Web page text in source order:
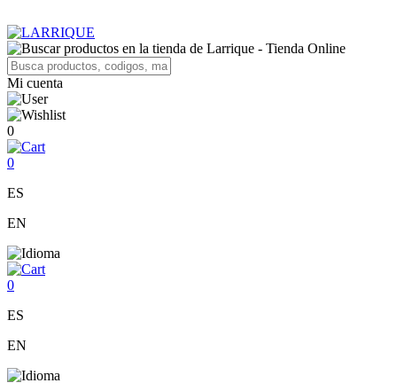
Mi cuenta
0
0
ES
EN
0
ES
EN